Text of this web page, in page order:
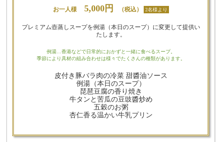
お一人様 5,000円 （税込） 2名様より
プレミアム壺蒸しスープを例湯（本日のスープ）に変更して提供い
たします。
例湯…香港などで日常的におかずと一緒に食べるスープ。
季節により具材の組み合わせは様々でたくさんの種類があります。
皮付き豚バラ肉の冷菜 甜醬油ソース
例湯（本日のスープ）
琵琶豆腐の香り焼き
牛タンと苦瓜の豆豉醬炒め
五穀のお粥
杏仁香る温かい牛乳プリン